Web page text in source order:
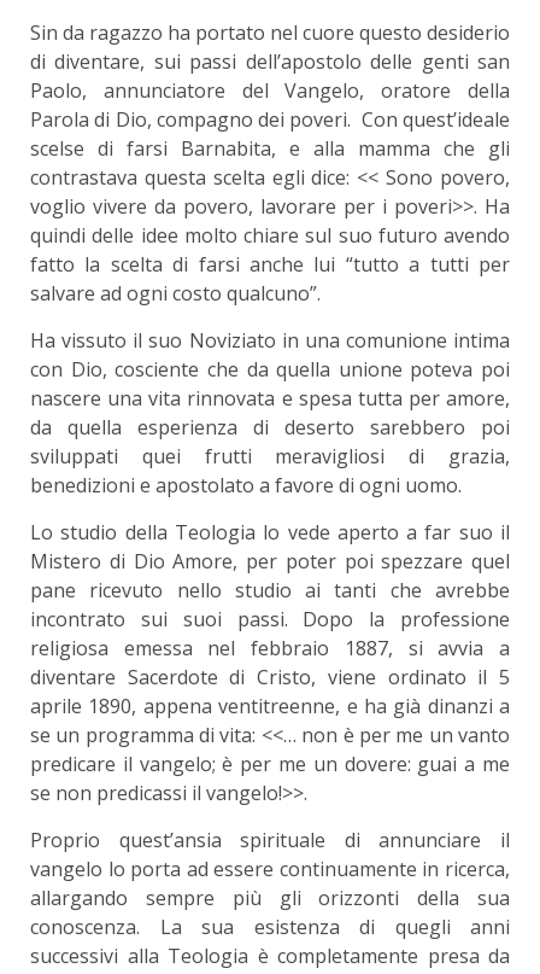
Sin da ragazzo ha portato nel cuore questo desiderio
di diventare, sui passi dell’apostolo delle genti san
Paolo, annunciatore del Vangelo, oratore della
Parola di Dio, compagno dei poveri. Con quest’ideale
scelse di farsi Barnabita, e alla mamma che gli
contrastava questa scelta egli dice: << Sono povero,
voglio vivere da povero, lavorare per i poveri>>. Ha
quindi delle idee molto chiare sul suo futuro avendo
fatto la scelta di farsi anche lui “tutto a tutti per
salvare ad ogni costo qualcuno”.
Ha vissuto il suo Noviziato in una comunione intima
con Dio, cosciente che da quella unione poteva poi
nascere una vita rinnovata e spesa tutta per amore,
da quella esperienza di deserto sarebbero poi
sviluppati quei frutti meravigliosi di grazia,
benedizioni e apostolato a favore di ogni uomo.
Lo studio della Teologia lo vede aperto a far suo il
Mistero di Dio Amore, per poter poi spezzare quel
pane ricevuto nello studio ai tanti che avrebbe
incontrato sui suoi passi. Dopo la professione
religiosa emessa nel febbraio 1887, si avvia a
diventare Sacerdote di Cristo, viene ordinato il 5
aprile 1890, appena ventitreenne, e ha già dinanzi a
se un programma di vita: <<… non è per me un vanto
predicare il vangelo; è per me un dovere: guai a me
se non predicassi il vangelo!>>.
Proprio quest’ansia spirituale di annunciare il
vangelo lo porta ad essere continuamente in ricerca,
allargando sempre più gli orizzonti della sua
conoscenza. La sua esistenza di quegli anni
successivi alla Teologia è completamente presa da